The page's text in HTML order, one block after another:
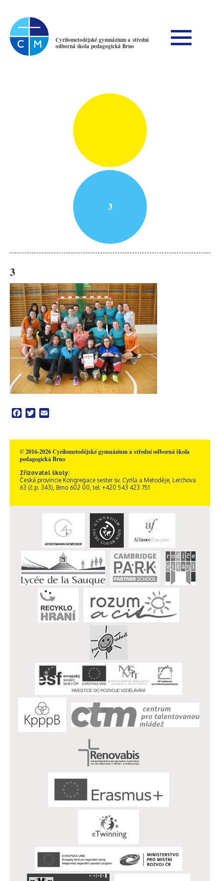
Cyrilometodějské gymnázium a střední
odborná škola pedagogická Brno
3
3
Facebook
Twitter
© 2016-2026 Cyrilometodějské gymnázium a střední odborná škola
pedagogická Brno
Zřizovatel školy:
Česká provincie Kongregace sester sv. Cyrila a Metoděje, Lerchova
63 (č.p. 343), Brno 602 00, tel: +420 543 423 751